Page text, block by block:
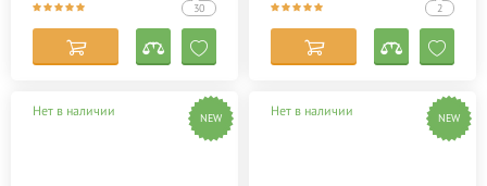
30 2
Нет в наличии NEW Нет в наличии NEW